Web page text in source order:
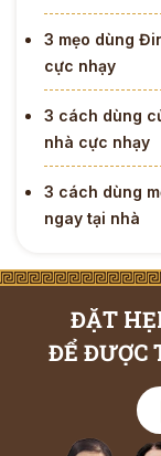
3 mẹo dùng
cực nhạy
3 cách dùng
nhà cực nhạy
3 cách dùng
ngay tại nhà
ĐẶT
ĐỂ